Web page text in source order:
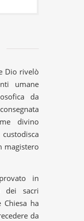
umane
da
divino
magistero
in
dei sacri
Chiesa ha
da